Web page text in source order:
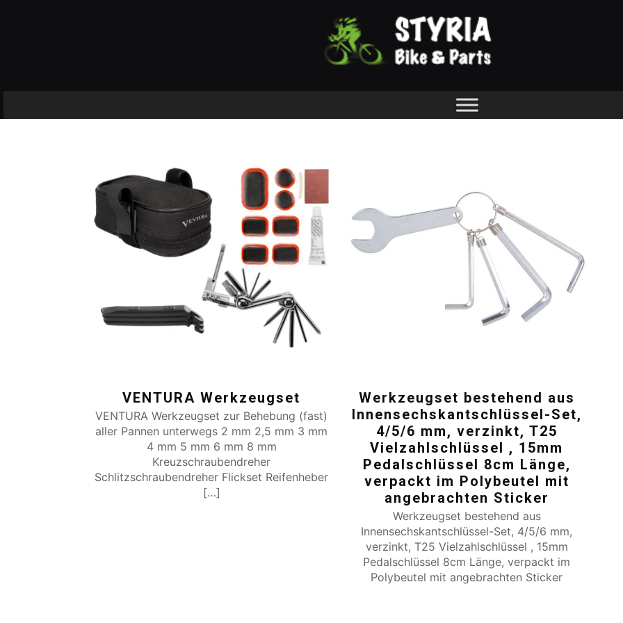
VENTURA Werkzeugset
VENTURA Werkzeugset zur Behebung (fast)
aller Pannen unterwegs 2 mm 2,5 mm 3 mm
4 mm 5 mm 6 mm 8 mm
Kreuzschraubendreher
Schlitzschraubendreher Flickset Reifenheber
[…]
Werkzeugset bestehend aus
Innensechskantschlüssel-Set,
4/5/6 mm, verzinkt, T25
Vielzahlschlüssel , 15mm
Pedalschlüssel 8cm Länge,
verpackt im Polybeutel mit
angebrachten Sticker
Werkzeugset bestehend aus
Innensechskantschlüssel-Set, 4/5/6 mm,
verzinkt, T25 Vielzahlschlüssel , 15mm
Pedalschlüssel 8cm Länge, verpackt im
Polybeutel mit angebrachten Sticker